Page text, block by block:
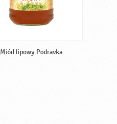
Miód lipowy Podravka